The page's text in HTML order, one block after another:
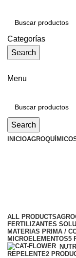
Categorías
Search
Menu
Search
INICIO
ALL PRODUCTS
FERTILIZANTES
MATERIAS PRIMA /
MICROELEMENTOS5
REPELENTE2